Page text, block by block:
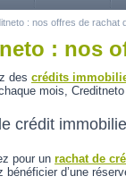
: nos offres de rachat
: nos
des crédits
mois,
crédit
pour un rachat de
bénéficier d’une